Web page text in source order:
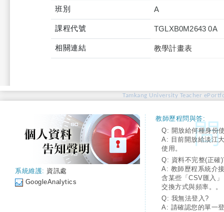
班別 A
課程代號 TGLXB0M2643 0A
相關連結 教學計畫表
Tamkang University Teacher
系統維護: 資訊處
GoogleAnalytics
教師歷程問與答:
Q: 開放給何種身份
A: 目前開放給淡江
使用。
Q: 資料不完整(正確
A: 教師歷程系統介
含某些「CSV匯入
交換方式與頻率。。
Q: 我無法登入?
A: 請確認您的單一